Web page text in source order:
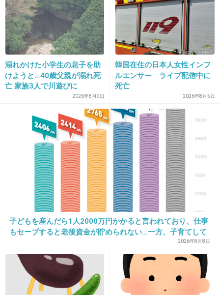
28. 匿名2019/12/17(火) 10:47:06
>>1
正反対です。
父に似た人を好きになるってよく言うけど、私はまーった
く当てはまりません。
+3 -0
2019/12/17(火) 10:49:31
全く似てない。正反対。
父は家事しない喧嘩すれば母殴る子供も殴る外面良しのパ
チンコ酒タバコ。
旦那は家事も育児も協力的で声を荒げることもない、タバ
コもギャンブルもやらない。
ソファで寝ちゃうとこくらいだな同じなのは。
+4 -0
30. 匿名2019/12/17(火) 10:49:32
父みたいな男とだけは結婚したくないと思っていたので、
性格も見た目も似ていない人と結婚しました。
溺れかけた小学生の息子を助
けようと…40歳父親が溺れ死
亡 家族3人で川遊びに
2026年8月9日
韓国在住の日本人女性インフ
ルエンサー ライブ配信中に
死亡
2026年8月5日
子どもを産んだら1人2000万円かかると言われており、仕事
もセーブすると老後資金が貯められない…一方、子育てして
いない人は潤沢な資金で悠々老後だと歪んでいるのでは？→
様々な意見
2026年8月8日